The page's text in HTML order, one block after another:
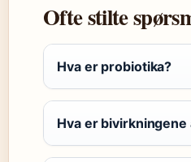
Ofte stilte
Hva er probiotika?
Hva er